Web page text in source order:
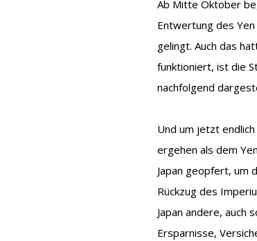
Ab Mitte Oktober
Entwertung des
gelingt. Auch das
funktioniert, ist die
nachfolgend
Und um jetzt
ergehen als dem
Japan geopfert, um
Rückzug des
Japan andere, auch
Ersparnisse,